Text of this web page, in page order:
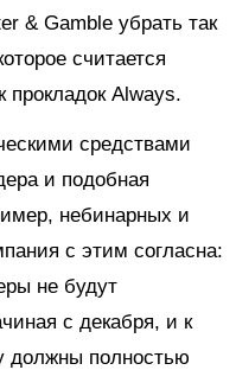
& Gamble убрать так
считается
прокладок Always.
средствами
и подобная
небинарных и
с этим согласна:
не будут
с декабря, и к
должны полностью